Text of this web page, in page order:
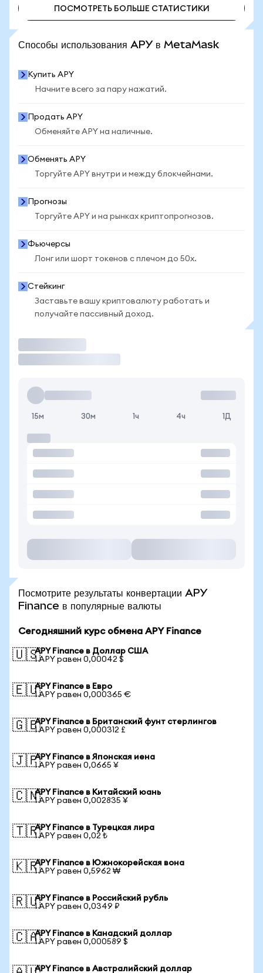
ПОСМОТРЕТЬ БОЛЬШЕ СТАТИСТИКИ
Способы использования APY в MetaMask
Купить APY
Начните всего за пару нажатий.
Продать APY
Обменяйте APY на наличные.
Обменять APY
Торгуйте APY внутри и между блокчейнами.
Прогнозы
Торгуйте APY и на рынках криптопрогнозов.
Фьючерсы
Лонг или шорт токенов с плечом до 50x.
Стейкинг
Заставьте вашу криптовалюту работать и
получайте пассивный доход.
15м 30м 1ч 4ч 1Д
Посмотрите результаты конвертации APY
Finance в популярные валюты
Сегодняшний курс обмена APY Finance
🇺🇸APY Finance в Доллар США
1 APY равен 0,00042 $
🇪🇺APY Finance в Евро
1 APY равен 0,000365 €
🇬🇧APY Finance в Британский фунт стерлингов
1 APY равен 0,000312 £
🇯🇵APY Finance в Японская иена
1 APY равен 0,0665 ¥
🇨🇳APY Finance в Китайский юань
1 APY равен 0,002835 ¥
🇹🇷APY Finance в Турецкая лира
1 APY равен 0,02 ₺
🇰🇷APY Finance в Южнокорейская вона
1 APY равен 0,5962 ₩
🇷🇺APY Finance в Российский рубль
1 APY равен 0,0349 ₽
🇨🇦APY Finance в Канадский доллар
1 APY равен 0,000589 $
APY Finance в Австралийский доллар